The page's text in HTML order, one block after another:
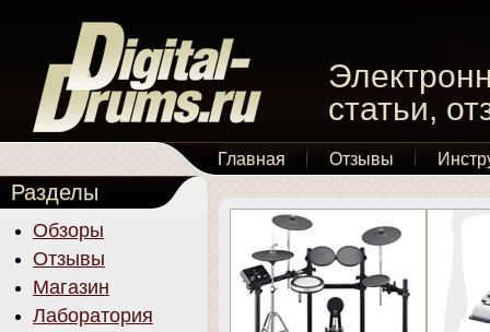
статьи,
Главная Отзывы
Разделы
Обзоры
Отзывы
Магазин
Лаборатория